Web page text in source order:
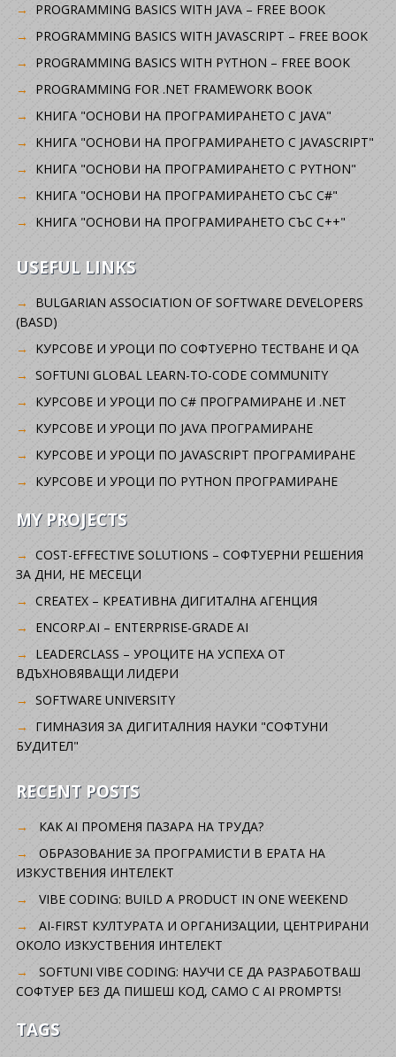
PROGRAMMING BASICS WITH JAVA – FREE BOOK
PROGRAMMING BASICS WITH JAVASCRIPT – FREE BOOK
PROGRAMMING BASICS WITH PYTHON – FREE BOOK
PROGRAMMING FOR .NET FRAMEWORK BOOK
КНИГА "ОСНОВИ НА ПРОГРАМИРАНЕТО С JAVA"
КНИГА "ОСНОВИ НА ПРОГРАМИРАНЕТО С JAVASCRIPT"
КНИГА "ОСНОВИ НА ПРОГРАМИРАНЕТО С PYTHON"
КНИГА "ОСНОВИ НА ПРОГРАМИРАНЕТО СЪС C#"
КНИГА "ОСНОВИ НА ПРОГРАМИРАНЕТО СЪС C++"
USEFUL LINKS
BULGARIAN ASSOCIATION OF SOFTWARE DEVELOPERS
(BASD)
KУРСОВЕ И УРОЦИ ПО СОФТУЕРНО ТЕСТВАНЕ И QA
SOFTUNI GLOBAL LEARN-TO-CODE COMMUNITY
КУРСОВЕ И УРОЦИ ПО C# ПРОГРАМИРАНЕ И .NET
КУРСОВЕ И УРОЦИ ПО JAVA ПРОГРАМИРАНЕ
КУРСОВЕ И УРОЦИ ПО JAVASCRIPT ПРОГРАМИРАНЕ
КУРСОВЕ И УРОЦИ ПО PYTHON ПРОГРАМИРАНЕ
MY PROJECTS
COST-EFFECTIVE SOLUTIONS – СОФТУЕРНИ РЕШЕНИЯ
ЗА ДНИ, НЕ МЕСЕЦИ
CREATEX – КРЕАТИВНА ДИГИТАЛНА АГЕНЦИЯ
ENCORP.AI – ENTERPRISE-GRADE AI
LEADERCLASS – УРОЦИТЕ НА УСПЕХА ОТ
ВДЪХНОВЯВАЩИ ЛИДЕРИ
SOFTWARE UNIVERSITY
ГИМНАЗИЯ ЗА ДИГИТАЛНИЯ НАУКИ "СОФТУНИ
БУДИТЕЛ"
RECENT POSTS
КАК AI ПРОМЕНЯ ПАЗАРА НА ТРУДА?
ОБРАЗОВАНИЕ ЗА ПРОГРАМИСТИ В ЕРАТА НА
ИЗКУСТВЕНИЯ ИНТЕЛЕКТ
VIBE CODING: BUILD A PRODUCT IN ONE WEEKEND
AI-FIRST КУЛТУРАТА И ОРГАНИЗАЦИИ, ЦЕНТРИРАНИ
ОКОЛО ИЗКУСТВЕНИЯ ИНТЕЛЕКТ
SOFTUNI VIBE CODING: НАУЧИ СЕ ДА РАЗРАБОТВАШ
СОФТУЕР БЕЗ ДА ПИШЕШ КОД, САМО С AI PROMPTS!
TAGS